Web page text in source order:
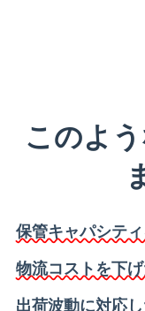
このよ
保管キャパシテ
物流コストを下
出荷波動に対応